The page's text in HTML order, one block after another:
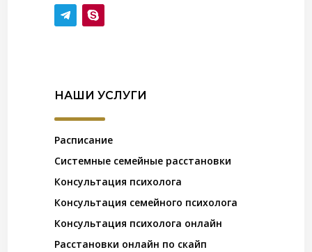
НАШИ УСЛУГИ
Расписание
Системные семейные расстановки
Консультация психолога
Консультация семейного психолога
Консультация психолога онлайн
Расстановки онлайн по скайп